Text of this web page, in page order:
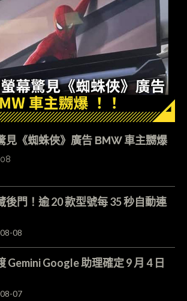
見《蜘蛛俠》廣告 BMW 車主嬲爆
後門！逾 20 款型號每 35 秒自動連
08
Gemini Google 助理確定 9 月 4 日
07